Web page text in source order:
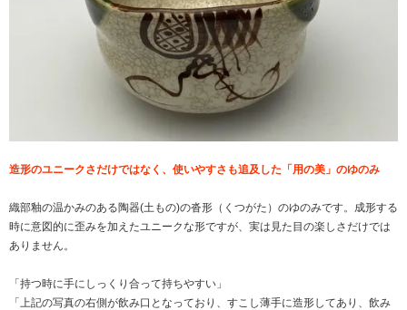
造形のユニークさだけではなく、使いやすさも追及した「用の美」のゆのみ
織部釉の温かみのある陶器(土もの)の沓形（くつがた）のゆのみです。成形する
時に意図的に歪みを加えたユニークな形ですが、実は見た目の楽しさだけでは
ありません。
「持つ時に手にしっくり合って持ちやすい」
「上記の写真の右側が飲み口となっており、すこし薄手に造形してあり、飲み